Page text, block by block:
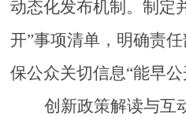
动态化发布机制。制定
开”事项清单，明确责
保公众关切信息“能早公
创新政策解读与互